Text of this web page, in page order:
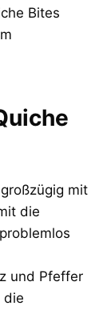
Bites
mit
die
und Pfeffer
die